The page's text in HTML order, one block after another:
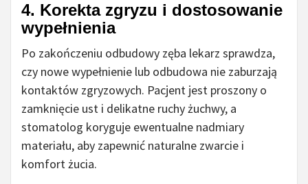
4. Korekta zgryzu i dostosowanie
wypełnienia
Po zakończeniu odbudowy zęba lekarz sprawdza,
czy nowe wypełnienie lub odbudowa nie zaburzają
kontaktów zgryzowych. Pacjent jest proszony o
zamknięcie ust i delikatne ruchy żuchwy, a
stomatolog koryguje ewentualne nadmiary
materiału, aby zapewnić naturalne zwarcie i
komfort żucia.